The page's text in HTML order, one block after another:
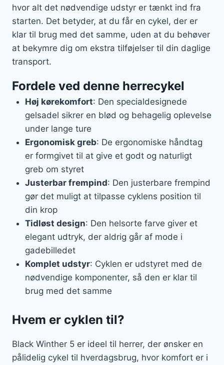
hvor alt det nødvendige udstyr er tænkt ind fra
starten. Det betyder, at du får en cykel, der er
klar til brug med det samme, uden at du behøver
at bekymre dig om ekstra tilføjelser til din daglige
transport.
Fordele ved denne herrecykel
Høj kørekomfort: Den specialdesignede
gelsadel sikrer en blød og behagelig oplevelse
under lange ture
Ergonomisk greb: De ergonomiske håndtag
er formgivet til at give et godt og naturligt
greb om styret
Justerbar frempind: Den justerbare frempind
gør det muligt at tilpasse cyklens position til
din krop
Tidløst design: Den helsorte farve giver et
elegant udtryk, der aldrig går af mode i
gadebilledet
Komplet udstyr: Cyklen er udstyret med de
nødvendige komponenter, så den er klar til
brug med det samme
Hvem er cyklen til?
Black Winther 5 er ideel til herrer, der ønsker en
pålidelig cykel til hverdagsbrug, hvor komfort er i